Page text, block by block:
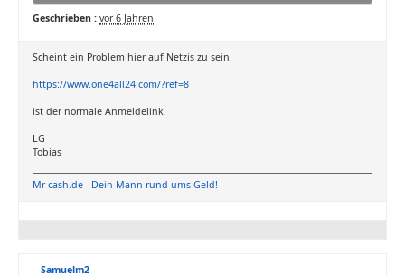
Geschrieben : vor 6 Jahren
Scheint ein Problem hier auf Netzis zu sein.
https://www.one4all24.com/?ref=8
ist der normale Anmeldelink.
LG
Tobias
Mr-cash.de - Dein Mann rund ums Geld!
Samuelm2